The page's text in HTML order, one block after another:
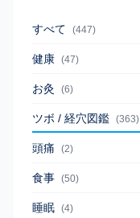
すべて (447)
健康 (47)
お灸 (6)
ツボ / 経穴図鑑 (363)
頭痛 (2)
食事 (50)
睡眠 (4)